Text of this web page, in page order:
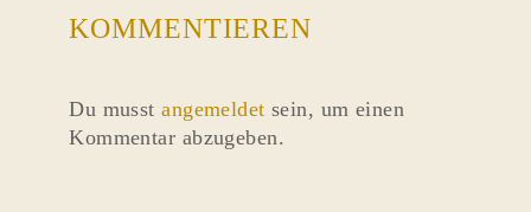
KOMMENTIEREN
Du musstangemeldet sein, um einen
Kommentar abzugeben.